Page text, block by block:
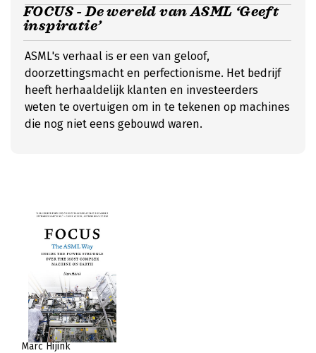
FOCUS - De wereld van ASML ‘Geeft
inspiratie’
ASML's verhaal is er een van geloof,
doorzettingsmacht en perfectionisme. Het bedrijf
heeft herhaaldelijk klanten en investeerders
weten te overtuigen om in te tekenen op machines
die nog niet eens gebouwd waren.
Marc Hijink